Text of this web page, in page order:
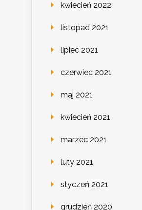
kwiecień 2022
listopad 2021
lipiec 2021
czerwiec 2021
maj 2021
kwiecień 2021
marzec 2021
luty 2021
styczeń 2021
grudzień 2020